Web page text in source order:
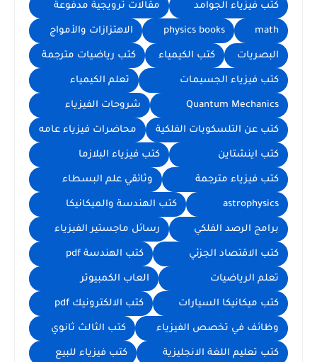
كتب فيزياء الجوامد مقالات ترويجية مدفوعة
math
physics books الاهتزازات والأمواج
البصريات كتب الكيمياء كتب رياضيات مترجمة
كتب فيزياء الجسيمات تعلم الكيمياء
Quantum Mechanics شروحات الفيزياء
كتب عن التلسكوبات الفلكية محاضرات فيزياء عامه
كتب اينشتاين كتب فيزياء البلازما
كتب فيزياء مترجمة وثائقي علم البسطاء
astrophysics كتب الهندسة والميكانيكا
برامج الرصد الفلكي رسائل ماجستير الفيزياء
كتب الاقتصاد الجزئي كتب الهندسة pdf
تعلم الرياضيات العاب الكمبيوتر
كتب ميكانيكا السيارات كتب الالكترونيك pdf
وظائف في تخصص الفيزياء كتب الثالث ثانوي
كتب تعليم اللغة الانجليزية كتب فيزياء للبيع